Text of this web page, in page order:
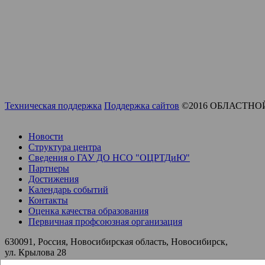
Техническая поддержка Поддержка сайтов ©2016
Новости
Структура центра
Сведения о ГАУ ДО НСО "ОЦРТДиЮ"
Партнеры
Достижения
Календарь событий
Контакты
Оценка качества образования
Первичная профсоюзная организация
630091, Россия, Новосибирская область, Новосибирск,
ул. Крылова 28